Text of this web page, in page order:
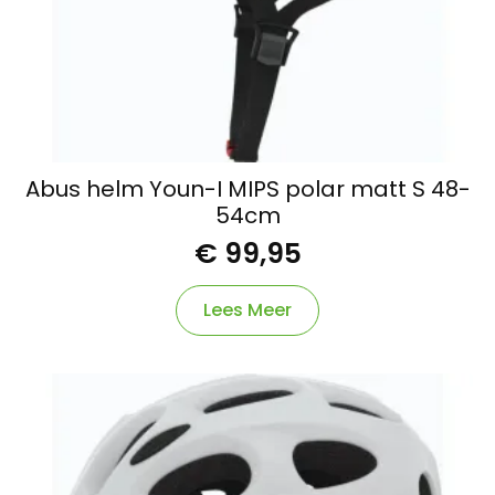
Abus helm Youn-I MIPS polar matt S 48-
54cm
€ 99,95
Lees Meer